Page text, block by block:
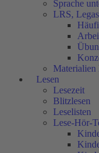
Sprache
LRS,
Materialien
Lesen
Lesezeit
Blitzlesen
Leselisten
Lese-Hör-